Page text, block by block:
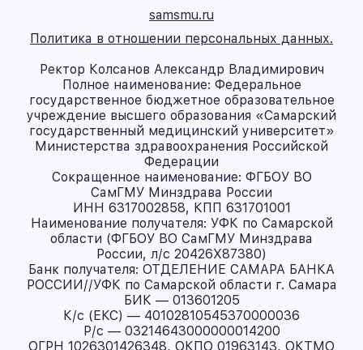
samsmu.ru
Политика в отношении персональных данных.
Ректор Колсанов Александр Владимирович
Полное наименование: Федеральное
государственное бюджетное образовательное
учреждение высшего образования «Самарский
государственный медицинский университет»
Министерства здравоохранения Российской
Федерации
Сокращенное наименование: ФГБОУ ВО
СамГМУ Минздрава России
ИНН 6317002858, КПП 631701001
Наименование получателя: УФК по Самарской
области (ФГБОУ ВО СамГМУ Минздрава
России, л/с 20426X87380)
Банк получателя: ОТДЕЛЕНИЕ САМАРА БАНКА
РОССИИ//УФК по Самарской области г. Самара
БИК — 013601205
К/с (ЕКС) — 40102810545370000036
Р/с — 03214643000000014200
ОГРН 1026301426348, ОКПО 01963143, ОКТМО